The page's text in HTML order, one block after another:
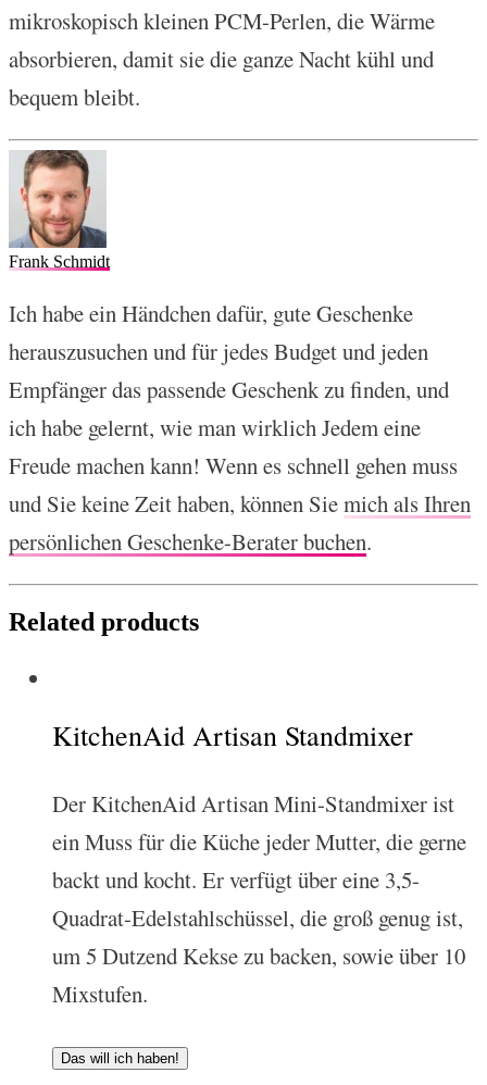
mikroskopisch kleinen PCM-Perlen, die Wärme
absorbieren, damit sie die ganze Nacht kühl und
bequem bleibt.
Frank Schmidt
Ich habe ein Händchen dafür, gute Geschenke
herauszusuchen und für jedes Budget und jeden
Empfänger das passende Geschenk zu finden, und
ich habe gelernt, wie man wirklich Jedem eine
Freude machen kann! Wenn es schnell gehen muss
und Sie keine Zeit haben, können Siemich als Ihren
persönlichen Geschenke-Berater buchen.
Related products
KitchenAid Artisan Standmixer
Der KitchenAid Artisan Mini-Standmixer ist
ein Muss für die Küche jeder Mutter, die gerne
backt und kocht. Er verfügt über eine 3,5-
Quadrat-Edelstahlschüssel, die groß genug ist,
um 5 Dutzend Kekse zu backen, sowie über 10
Mixstufen.
Das will ich haben!